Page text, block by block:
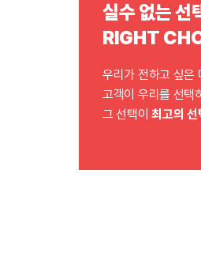
실수 없는 선
RIGHT
우리가 전하고 싶은
고객이 우리를 선택
그 선택이최고의 선